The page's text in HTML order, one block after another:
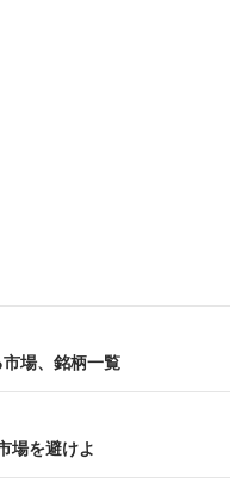
場、銘柄一覧
場を避けよ